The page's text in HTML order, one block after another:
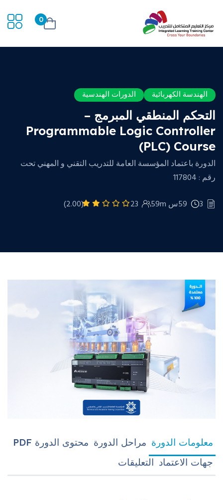
0
الهندسة الكهربائية الدورات الهندسية
التحكم المنطقي المبرمج –
Programmable Logic Controller
(PLC) Course
الدورة باعتماد المؤسسة العامة للتدريب التقني و المهني تحت
رقم : 117804
3 59س 59m 23
(2.00)
معلومات الدورة مراحل الدورة محتوى الدورة PDF
جهات الاعتماد التعليقات